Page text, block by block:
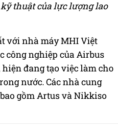
thuật của lực lượng lao
với nhà máy MHI Việt
công nghiệp của Airbus
đang tạo việc làm cho
nước. Các nhà cung
gồm Artus và Nikkiso